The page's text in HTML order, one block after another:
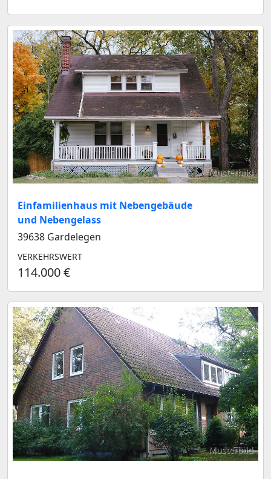
Musterbild
Einfamilienhaus mit Nebengebäude
und Nebengelass
39638 Gardelegen
VERKEHRSWERT
114.000 €
Musterbild